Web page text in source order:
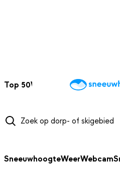
Top 50Webcams
SneeuwhoogteWeerWebcam